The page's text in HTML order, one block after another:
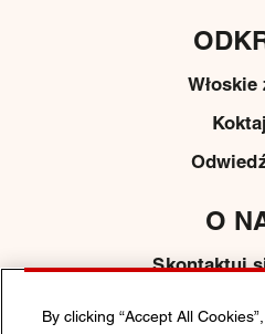
Włoskie
O
Skontaktuj
By clicking “Accept All